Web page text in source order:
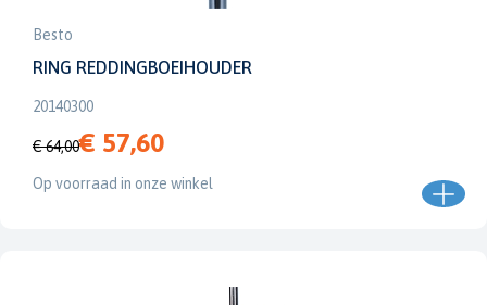
Besto
RING REDDINGBOEIHOUDER
20140300
€ 64,00€ 57,60
Op voorraad in onze winkel